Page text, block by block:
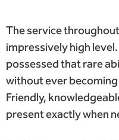
The service
impressively high
possessed that rare
without ever
Friendly,
present exactly when